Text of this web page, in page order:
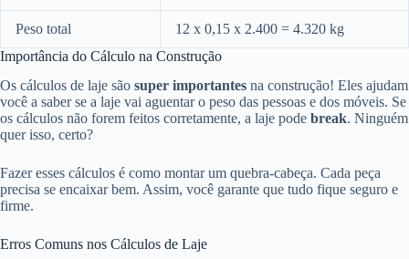
Peso total
12 x 0,15 x 2.400 = 4.320 kg
Importância do Cálculo na Construção
Os cálculos de laje são super importantes na construção! Eles ajudam
você a saber se a laje vai aguentar o peso das pessoas e dos móveis. Se
os cálculos não forem feitos corretamente, a laje pode break. Ninguém
quer isso, certo?
Fazer esses cálculos é como montar um quebra-cabeça. Cada peça
precisa se encaixar bem. Assim, você garante que tudo fique seguro e
firme.
Erros Comuns nos Cálculos de Laje